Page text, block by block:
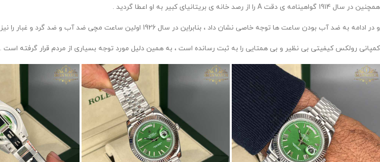
همچنین در سال 1914 گواهینامه ی دقت A را از رصد خانه ی بریتانیای کبیر به او اعطا گردید .
و در ادامه به ضد آب بودن ساعت ها توجه خاصی نشان داد ، بنابراین در سال 1926 اولین ساعت مچی ضد آب و ضد گرد و غبار را نیز تولید و توزیع کرد .
کمپانی رولکس کیفیتی بی نظیر و بی همتایی را به ثبت رسانده است ، به همین دلیل مورد توجه بسیاری از مردم قرار گرفته است .